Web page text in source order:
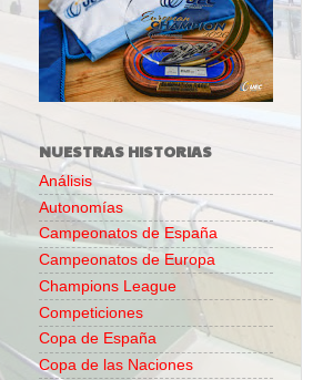
NUESTRAS HISTORIAS
Análisis
Autonomías
Campeonatos de España
Campeonatos de Europa
Champions League
Competiciones
Copa de España
Copa de las Naciones